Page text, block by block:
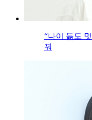
“나이 듦도
꿔